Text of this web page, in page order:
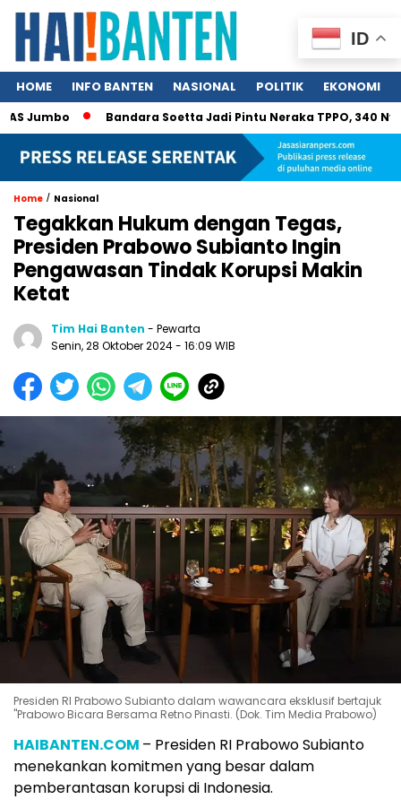
HOME INFO BANTEN NASIONAL POLITIK EKONOMI
Bandara Soetta Jadi Pintu Neraka TPPO, 340 Nyawa
Home / Nasional
Tegakkan Hukum dengan Tegas,
Presiden Prabowo Subianto Ingin
Pengawasan Tindak Korupsi Makin
Ketat
Tim Hai Banten - Pewarta
Senin, 28 Oktober 2024 - 16:09 WIB
Presiden RI Prabowo Subianto dalam wawancara eksklusif bertajuk
"Prabowo Bicara Bersama Retno Pinasti. (Dok. Tim Media Prabowo)
HAIBANTEN.COM – Presiden RI Prabowo Subianto
menekankan komitmen yang besar dalam
pemberantasan korupsi di Indonesia.
ID